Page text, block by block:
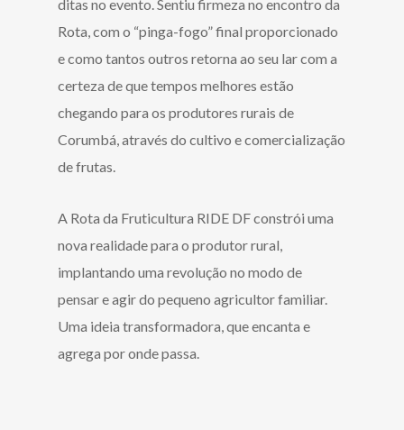
ditas no evento. Sentiu firmeza no encontro da
Rota, com o “pinga-fogo” final proporcionado
e como tantos outros retorna ao seu lar com a
certeza de que tempos melhores estão
chegando para os produtores rurais de
Corumbá, através do cultivo e comercialização
de frutas.
A Rota da Fruticultura RIDE DF constrói uma
nova realidade para o produtor rural,
implantando uma revolução no modo de
pensar e agir do pequeno agricultor familiar.
Uma ideia transformadora, que encanta e
agrega por onde passa.